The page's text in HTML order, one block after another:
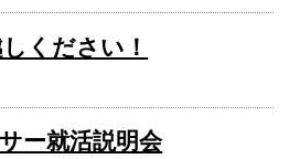
ください！
ー就活説明会